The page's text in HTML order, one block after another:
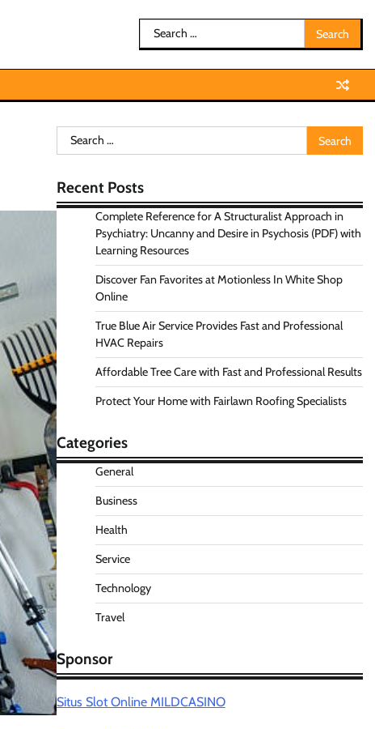
Search
for:
Search
for:
Recent Posts
Complete Reference for A Structuralist Approach in
Psychiatry: Uncanny and Desire in Psychosis (PDF) with
Learning Resources
Discover Fan Favorites at Motionless In White Shop
Online
True Blue Air Service Provides Fast and Professional
HVAC Repairs
Affordable Tree Care with Fast and Professional Results
Protect Your Home with Fairlawn Roofing Specialists
Categories
General
Business
Health
Service
Technology
Travel
Sponsor
Situs Slot Online MILDCASINO